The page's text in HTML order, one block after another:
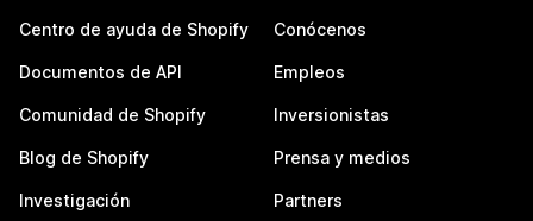
Centro de ayuda de Shopify
Documentos de API
Comunidad de Shopify
Blog de Shopify
Investigación
Conócenos
Empleos
Inversionistas
Prensa y medios
Partners